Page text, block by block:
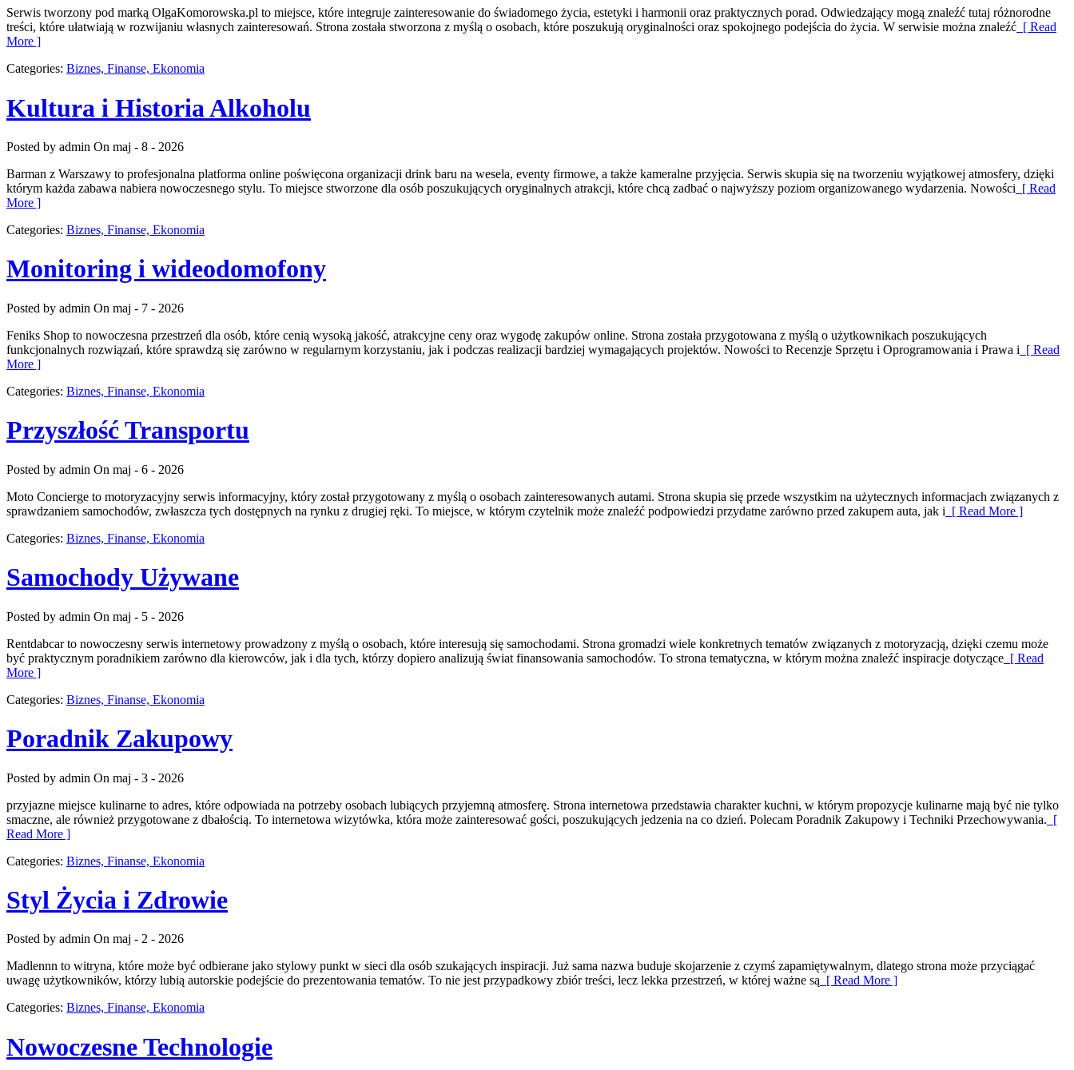
Serwis tworzony pod marką OlgaKomorowska.pl to miejsce, które integruje zainteresowanie do świadomego życia, estetyki i harmonii oraz praktycznych porad. Odwiedzający mogą znaleźć tutaj różnorodne
treści, które ułatwiają w rozwijaniu własnych zainteresowań. Strona została stworzona z myślą o osobach, które poszukują oryginalności oraz spokojnego podejścia do życia. W serwisie można znaleźć [ Read
More ]
Categories: Biznes, Finanse, Ekonomia
Kultura i Historia Alkoholu
Posted by admin On maj - 8 - 2026
Barman z Warszawy to profesjonalna platforma online poświęcona organizacji drink baru na wesela, eventy firmowe, a także kameralne przyjęcia. Serwis skupia się na tworzeniu wyjątkowej atmosfery, dzięki
którym każda zabawa nabiera nowoczesnego stylu. To miejsce stworzone dla osób poszukujących oryginalnych atrakcji, które chcą zadbać o najwyższy poziom organizowanego wydarzenia. Nowości [ Read
More ]
Categories: Biznes, Finanse, Ekonomia
Monitoring i wideodomofony
Posted by admin On maj - 7 - 2026
Feniks Shop to nowoczesna przestrzeń dla osób, które cenią wysoką jakość, atrakcyjne ceny oraz wygodę zakupów online. Strona została przygotowana z myślą o użytkownikach poszukujących
funkcjonalnych rozwiązań, które sprawdzą się zarówno w regularnym korzystaniu, jak i podczas realizacji bardziej wymagających projektów. Nowości to Recenzje Sprzętu i Oprogramowania i Prawa i [ Read
More ]
Categories: Biznes, Finanse, Ekonomia
Przyszłość Transportu
Posted by admin On maj - 6 - 2026
Moto Concierge to motoryzacyjny serwis informacyjny, który został przygotowany z myślą o osobach zainteresowanych autami. Strona skupia się przede wszystkim na użytecznych informacjach związanych z
sprawdzaniem samochodów, zwłaszcza tych dostępnych na rynku z drugiej ręki. To miejsce, w którym czytelnik może znaleźć podpowiedzi przydatne zarówno przed zakupem auta, jak i [ Read More ]
Categories: Biznes, Finanse, Ekonomia
Samochody Używane
Posted by admin On maj - 5 - 2026
Rentdabcar to nowoczesny serwis internetowy prowadzony z myślą o osobach, które interesują się samochodami. Strona gromadzi wiele konkretnych tematów związanych z motoryzacją, dzięki czemu może
być praktycznym poradnikiem zarówno dla kierowców, jak i dla tych, którzy dopiero analizują świat finansowania samochodów. To strona tematyczna, w którym można znaleźć inspiracje dotyczące [ Read
More ]
Categories: Biznes, Finanse, Ekonomia
Poradnik Zakupowy
Posted by admin On maj - 3 - 2026
przyjazne miejsce kulinarne to adres, które odpowiada na potrzeby osobach lubiących przyjemną atmosferę. Strona internetowa przedstawia charakter kuchni, w którym propozycje kulinarne mają być nie tylko
smaczne, ale również przygotowane z dbałością. To internetowa wizytówka, która może zainteresować gości, poszukujących jedzenia na co dzień. Polecam Poradnik Zakupowy i Techniki Przechowywania. [
Read More ]
Categories: Biznes, Finanse, Ekonomia
Styl Życia i Zdrowie
Posted by admin On maj - 2 - 2026
Madlennn to witryna, które może być odbierane jako stylowy punkt w sieci dla osób szukających inspiracji. Już sama nazwa buduje skojarzenie z czymś zapamiętywalnym, dlatego strona może przyciągać
uwagę użytkowników, którzy lubią autorskie podejście do prezentowania tematów. To nie jest przypadkowy zbiór treści, lecz lekka przestrzeń, w której ważne są [ Read More ]
Categories: Biznes, Finanse, Ekonomia
Nowoczesne Technologie